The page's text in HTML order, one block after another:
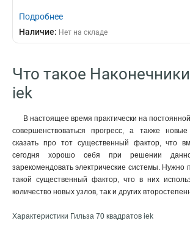
Подробнее
Наличие: Нет на складе
Что такое
iek
В настоящее время практически на
совершенствоваться прогресс, а также
сказать про тот существенный фактор, что
сегодня хорошо себя при решении
зарекомендовать электрические системы. Нужно
такой существенный фактор, что в них
количество новых узлов, так и других
Характеристики Гильза 70 квадратов iek